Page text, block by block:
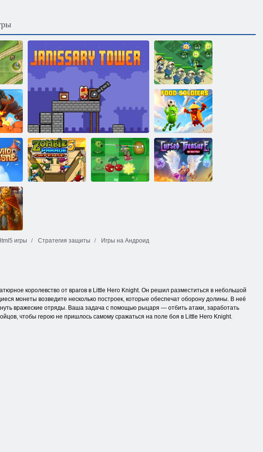
Цветочная
защита осада
зомби
Фуд Солдаты
игры Стратегия защиты Игры на Андроид
королевство от врагов в Little Hero Knight. Он решил разместиться в небольшой
монеты возведите несколько построек, которые обеспечат оборону долины. В неё
вражеские отряды. Ваша задача с помощью рыцаря — отбить атаки, заработать
чтобы герою не пришлось самому сражаться на поле боя в Little Hero Knight.